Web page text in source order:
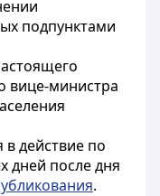
подпунктами
вице-министра
действие по
дней после дня
.